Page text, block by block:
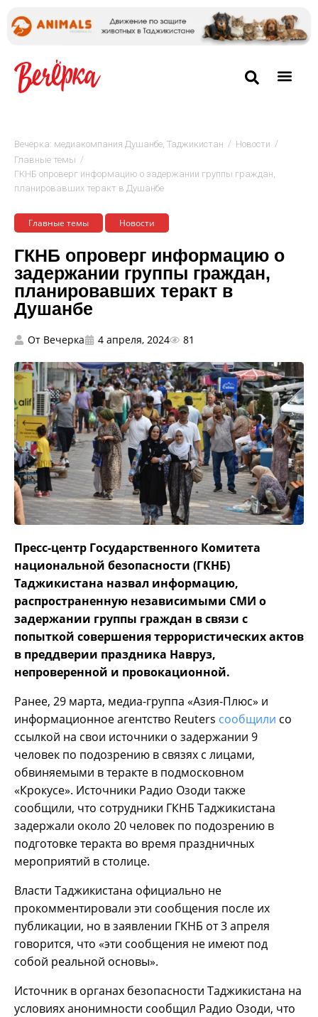
Вечёрка: медиакомпания Душанбе, Таджикистан / Новости /
Главные темы /
ГКНБ опроверг информацию о задержании группы граждан,
планировавших теракт в Душанбе
Главные темы Новости
ГКНБ опроверг информацию о
задержании группы граждан,
планировавших теракт в
Душанбе
От Вечерка 4 апреля, 2024 81
Пресс-центр Государственного Комитета
национальной безопасности (ГКНБ)
Таджикистана назвал информацию,
распространенную независимыми СМИ о
задержании группы граждан в связи с
попыткой совершения террористических актов
в преддверии праздника Навруз,
непроверенной и провокационной.
Ранее, 29 марта, медиа-группа «Азия-Плюс» и
информационное агентство Reuters сообщили со
ссылкой на свои источники о задержании 9
человек по подозрению в связях с лицами,
обвиняемыми в теракте в подмосковном
«Крокусе». Источники Радио Озоди также
сообщили, что сотрудники ГКНБ Таджикистана
задержали около 20 человек по подозрению в
подготовке теракта во время праздничных
мероприятий в столице.
Власти Таджикистана официально не
прокомментировали эти сообщения после их
публикации, но в заявлении ГКНБ от 3 апреля
говорится, что «эти сообщения не имеют под
собой реальной основы».
Источник в органах безопасности Таджикистана на
условиях анонимности сообщил Радио Озоди, что